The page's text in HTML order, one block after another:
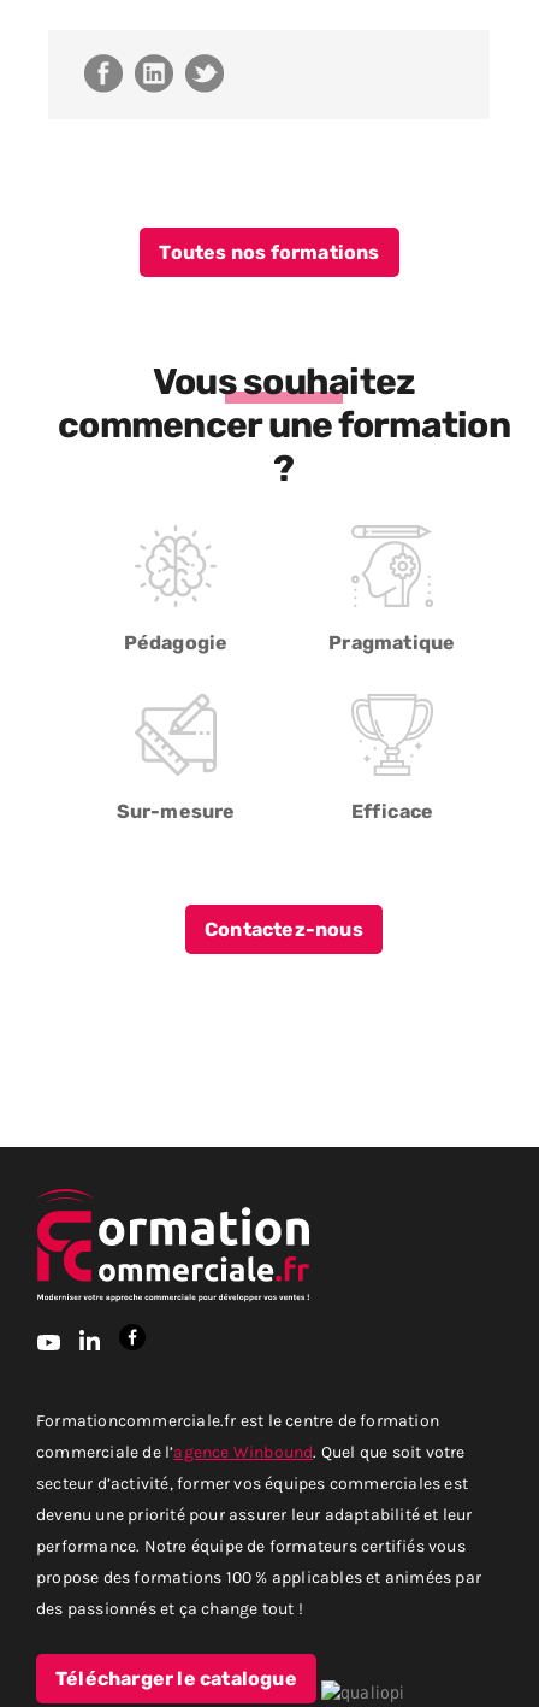
Toutes nos formations
Vous souhaitez
commencer une formation
?
Pédagogie Pragmatique
Sur-mesure Efficace
Contactez-nous
Formationcommerciale.fr est le centre de formation
commerciale de l’agence Winbound. Quel que soit votre
secteur d’activité, former vos équipes commerciales est
devenu une priorité pour assurer leur adaptabilité et leur
performance. Notre équipe de formateurs certifiés vous
propose des formations 100 % applicables et animées par
des passionnés et ça change tout !
Télécharger le catalogue